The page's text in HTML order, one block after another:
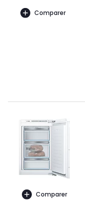
Comparer
Comparer